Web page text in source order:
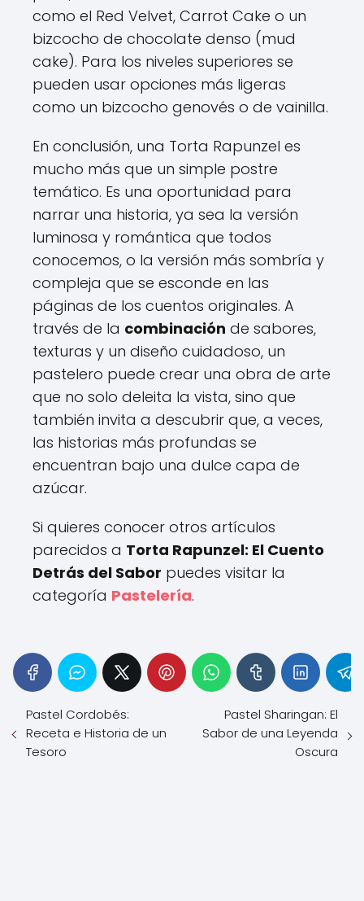
como el Red Velvet, Carrot Cake o un
bizcocho de chocolate denso (mud
cake). Para los niveles superiores se
pueden usar opciones más ligeras
como un bizcocho genovés o de vainilla.
En conclusión, una Torta Rapunzel es
mucho más que un simple postre
temático. Es una oportunidad para
narrar una historia, ya sea la versión
luminosa y romántica que todos
conocemos, o la versión más sombría y
compleja que se esconde en las
páginas de los cuentos originales. A
través de la combinación de sabores,
texturas y un diseño cuidadoso, un
pastelero puede crear una obra de arte
que no solo deleita la vista, sino que
también invita a descubrir que, a veces,
las historias más profundas se
encuentran bajo una dulce capa de
azúcar.
Si quieres conocer otros artículos
parecidos a Torta Rapunzel: El Cuento
Detrás del Sabor puedes visitar la
categoría Pastelería.
Pastel Cordobés:
Receta e Historia de un
Tesoro
Pastel Sharingan: El
Sabor de una Leyenda
Oscura